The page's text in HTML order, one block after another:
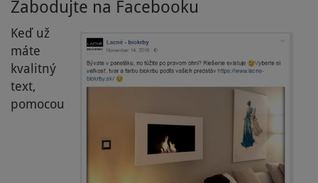
Zabodujte na Facebooku
Keď už
máte
kvalitný
text,
pomocou